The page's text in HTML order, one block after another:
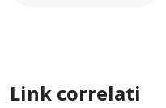
Link correlati